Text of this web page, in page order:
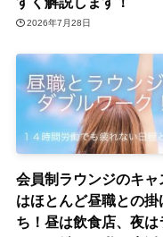
2026年7月28日
会員制ラウンジのキャ
はほとんど昼職との掛
ち！昼は飲食店、夜は